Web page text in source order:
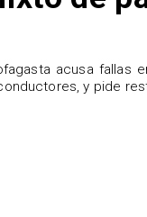
acusa fallas
y pide